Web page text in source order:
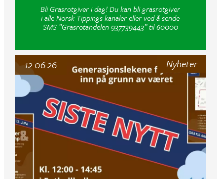
Bli Grasrotgiver i dag! Du kan bli grasrotgiver
i alle Norsk Tippings kanaler eller ved å sende
SMS ”Grasrotandelen 937739443” til 60000
Nyheter
12.06.26